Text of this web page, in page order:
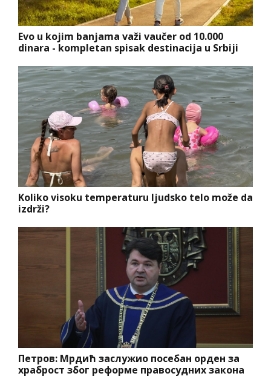
Evo u kojim banjama važi vaučer od 10.000
dinara - kompletan spisak destinacija u Srbiji
Koliko visoku temperaturu ljudsko telo može da
izdrži?
Петров: Мрдић заслужио посебан орден за
храброст због реформе правосудних закона